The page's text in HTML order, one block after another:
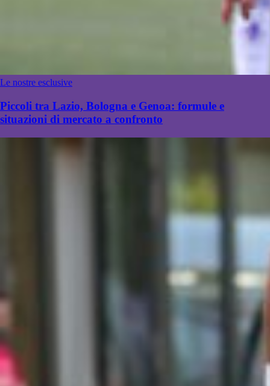
Le nostre esclusive
Piccoli tra Lazio, Bologna e Genoa: formule e
situazioni di mercato a confronto